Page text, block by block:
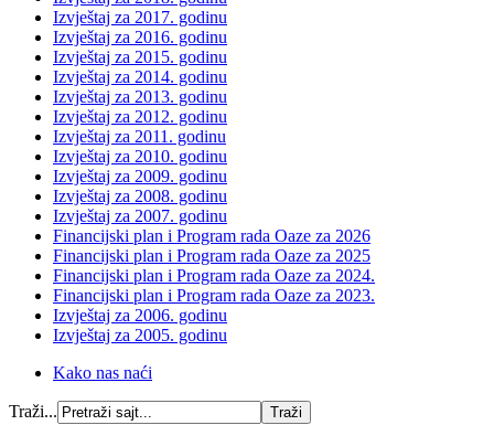
Izvještaj za 2017. godinu
Izvještaj za 2016. godinu
Izvještaj za 2015. godinu
Izvještaj za 2014. godinu
Izvještaj za 2013. godinu
Izvještaj za 2012. godinu
Izvještaj za 2011. godinu
Izvještaj za 2010. godinu
Izvještaj za 2009. godinu
Izvještaj za 2008. godinu
Izvještaj za 2007. godinu
Financijski plan i Program rada Oaze za 2026
Financijski plan i Program rada Oaze za 2025
Financijski plan i Program rada Oaze za 2024.
Financijski plan i Program rada Oaze za 2023.
Izvještaj za 2006. godinu
Izvještaj za 2005. godinu
Kako nas naći
Traži...